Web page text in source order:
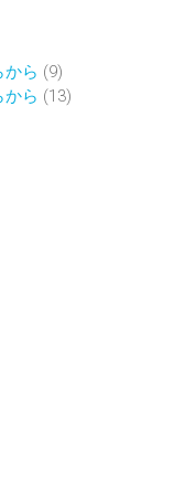
から (9)
から (13)